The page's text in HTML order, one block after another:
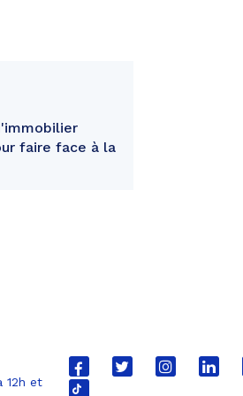
faire face à la
12h et
Lien
Lien
Lien
Lien